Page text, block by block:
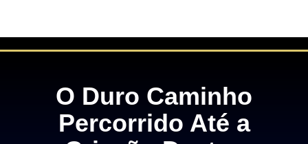
O Duro Caminho
Percorrido Até a